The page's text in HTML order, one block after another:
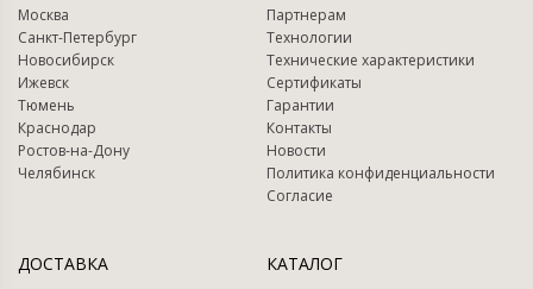
Москва
Санкт-Петербург
Новосибирск
Ижевск
Тюмень
Краснодар
Ростов-на-Дону
Челябинск
Партнерам
Технологии
Технические характеристики
Сертификаты
Гарантии
Контакты
Новости
Политика конфиденциальности
Согласие
ДОСТАВКА КАТАЛОГ